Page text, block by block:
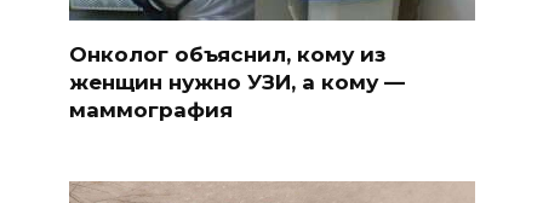
Онколог объяснил, кому из
женщин нужно УЗИ, а кому —
маммография